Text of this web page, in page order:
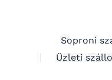
Soproni
Üzleti